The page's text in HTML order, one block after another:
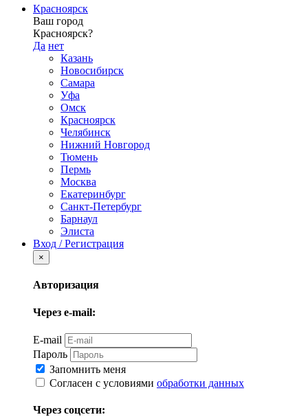
Красноярск
Ваш город
Красноярск?
Да нет
Казань
Новосибирск
Самара
Уфа
Омск
Красноярск
Челябинск
Нижний Новгород
Тюмень
Пермь
Москва
Екатеринбург
Санкт-Петербург
Барнаул
Элиста
Вход / Регистрация
×
Авторизация
Через e-mail:
E-mail
Пароль
Запомнить меня
Согласен с условиями обработки данных
Через соцсети: